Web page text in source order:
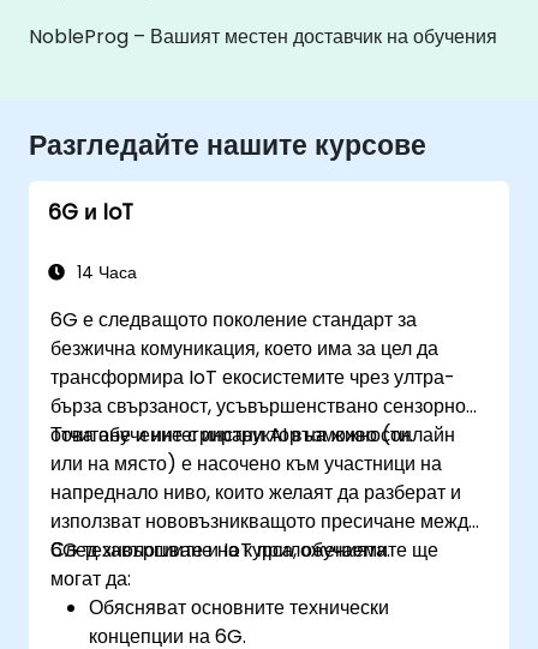
NobleProg – Вашият местен доставчик на обучения
Разгледайте нашите курсове
6G и IoT
14 Часа
6G е следващото поколение стандарт за
безжична комуникация, което има за цел да
трансформира IoT екосистемите чрез ултра-
бърза свързаност, усъвършенствано сензорно
отчитане и интегрирани AI възможности.
Това обучение с инструктор на живо (онлайн
или на място) е насочено към участници на
напреднало ниво, които желаят да разберат и
използват нововъзникващото пресичане между
6G технологиите и IoT приложенията.
След завършване на курса, обучаемите ще
могат да:
Обясняват основните технически
концепции на 6G.